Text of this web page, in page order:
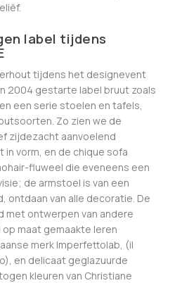
label tijdens
tijdens het designevent
2004 gestarte label bruut zoals
een serie stoelen en tafels,
Zo zien we de
zijdezacht aanvoelend
vorm, en de chique sofa
fluweel die eveneens een
de armstoel is van een
ontdaan van alle decoratie. De
met ontwerpen van andere
maat gemaakte leren
merk Imperfettolab, (il
en delicaat geglazuurde
kleuren van Christiane